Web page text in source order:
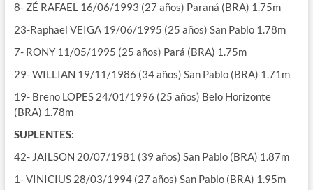
8- ZÉ RAFAEL 16/06/1993 (27 años) Paraná (BRA) 1.75m
23-Raphael VEIGA 19/06/1995 (25 años) San Pablo 1.78m
7- RONY 11/05/1995 (25 años) Pará (BRA) 1.75m
29- WILLIAN 19/11/1986 (34 años) San Pablo (BRA) 1.71m
19- Breno LOPES 24/01/1996 (25 años) Belo Horizonte
(BRA) 1.78m
SUPLENTES:
42- JAILSON 20/07/1981 (39 años) San Pablo (BRA) 1.87m
1- VINICIUS 28/03/1994 (27 años) San Pablo (BRA) 1.95m